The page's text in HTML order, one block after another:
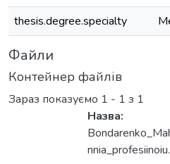
thesis.degree.specialty
Файли
Контейнер файлів
Зараз показуємо 1 - 1 з 1
Назва: